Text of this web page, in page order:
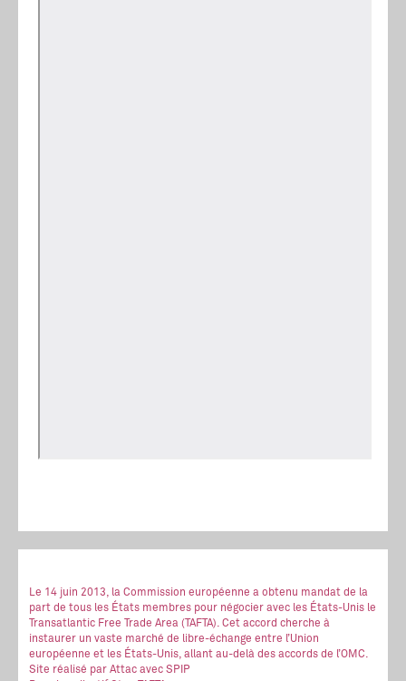
Le 14 juin 2013, la Commission européenne a obtenu mandat de la
part de tous les États membres pour négocier avec les États-Unis le
Transatlantic Free Trade Area (TAFTA). Cet accord cherche à
instaurer un vaste marché de libre-échange entre l’Union
européenne et les États-Unis, allant au-delà des accords de l’OMC.
Site réalisé par Attac avec SPIP